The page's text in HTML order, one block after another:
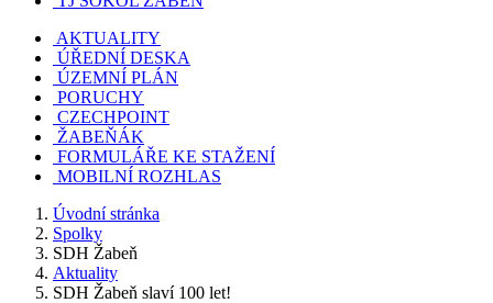
AKTUALITY
ÚŘEDNÍ DESKA
ÚZEMNÍ PLÁN
PORUCHY
CZECHPOINT
ŽABEŇÁK
FORMULÁŘE KE STAŽENÍ
MOBILNÍ ROZHLAS
Úvodní stránka
Spolky
SDH Žabeň
Aktuality
SDH Žabeň slaví 100 let!